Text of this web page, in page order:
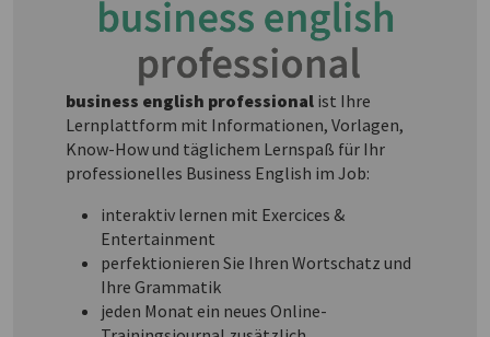
business english professional ist Ihre
Lernplattform mit Informationen, Vorlagen,
Know-How und täglichem Lernspaß für Ihr
professionelles Business English im Job:
interaktiv lernen mit Exercices &
Entertainment
perfektionieren Sie Ihren Wortschatz und
Ihre Grammatik
jeden Monat ein neues Online-